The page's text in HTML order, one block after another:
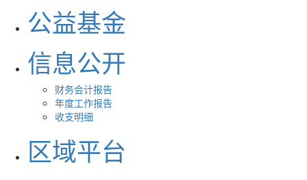
公益基金
信息公开
财务会计报告
年度工作报告
收支明细
区域平台